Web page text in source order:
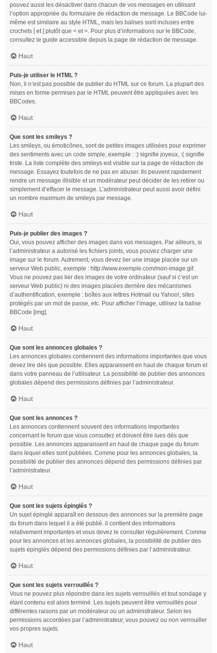
pouvez aussi les désactiver dans chacun de vos messages en utilisant
l’option appropriée du formulaire de rédaction de message. Le BBCode lui-
même est similaire au style HTML, mais les balises sont incluses entre
crochets [ et ] plutôt que < et >. Pour plus d’informations sur le BBCode,
consultez le guide accessible depuis la page de rédaction de message.
Haut
Puis-je utiliser le HTML ?
Non, il n’est pas possible de publier du HTML sur ce forum. La plupart des
mises en forme permises par le HTML peuvent être appliquées avec les
BBCodes.
Haut
Que sont les smileys ?
Les smileys, ou émoticônes, sont de petites images utilisées pour exprimer
des sentiments avec un code simple, exemple : :) signifie joyeux, :( signifie
triste. La liste complète des smileys est visible sur la page de rédaction de
message. Essayez toutefois de ne pas en abuser. Ils peuvent rapidement
rendre un message illisible et un modérateur peut décider de les retirer ou
simplement d’effacer le message. L’administrateur peut aussi avoir défini
un nombre maximum de smileys par message.
Haut
Puis-je publier des images ?
Oui, vous pouvez afficher des images dans vos messages. Par ailleurs, si
l’administrateur a autorisé les fichiers joints, vous pouvez charger une
image sur le forum. Autrement, vous devez lier une image placée sur un
serveur Web public, exemple : http://www.exemple.com/mon-image.gif.
Vous ne pouvez pas lier des images de votre ordinateur (sauf si c’est un
serveur Web public) ni des images placées derrière des mécanismes
d’authentification, exemple : boîtes aux lettres Hotmail ou Yahoo!, sites
protégés par un mot de passe, etc. Pour afficher l’image, utilisez la balise
BBCode [img].
Haut
Que sont les annonces globales ?
Les annonces globales contiennent des informations importantes que vous
devez lire dès que possible. Elles apparaissent en haut de chaque forum et
dans votre panneau de l’utilisateur. La possibilité de publier des annonces
globales dépend des permissions définies par l’administrateur.
Haut
Que sont les annonces ?
Les annonces contiennent souvent des informations importantes
concernant le forum que vous consultez et doivent être lues dès que
possible. Les annonces apparaissent en haut de chaque page du forum
dans lequel elles sont publiées. Comme pour les annonces globales, la
possibilité de publier des annonces dépend des permissions définies par
l’administrateur.
Haut
Que sont les sujets épinglés ?
Un sujet épinglé apparaît en dessous des annonces sur la première page
du forum dans lequel il a été publié. il contient des informations
relativement importantes et vous devez le consulter régulièrement. Comme
pour les annonces et les annonces globales, la possibilité de publier des
sujets épinglés dépend des permissions définies par l’administrateur.
Haut
Que sont les sujets verrouillés ?
Vous ne pouvez plus répondre dans les sujets verrouillés et tout sondage y
étant contenu est alors terminé. Les sujets peuvent être verrouillés pour
différentes raisons par un modérateur ou un administrateur. Selon les
permissions accordées par l’administrateur, vous pouvez ou non verrouiller
vos propres sujets.
Haut